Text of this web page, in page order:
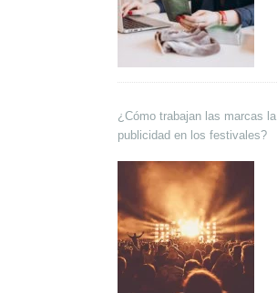
¿Cómo trabajan las marcas la
publicidad en los festivales?